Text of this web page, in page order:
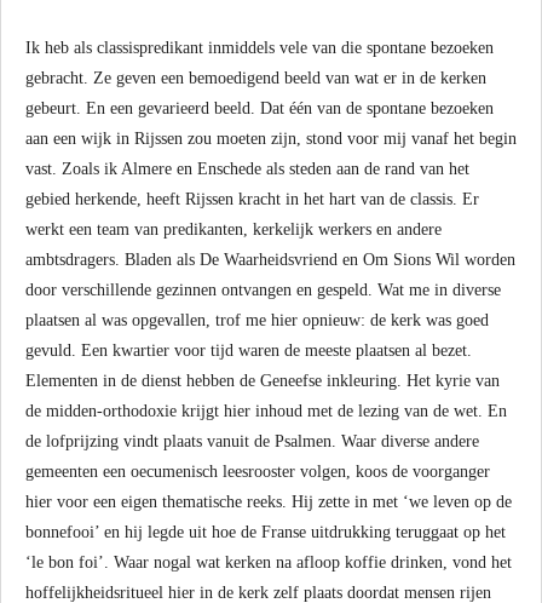
Ik heb als classispredikant inmiddels vele van die spontane bezoeken
gebracht. Ze geven een bemoedigend beeld van wat er in de kerken
gebeurt. En een gevarieerd beeld. Dat één van de spontane bezoeken
aan een wijk in Rijssen zou moeten zijn, stond voor mij vanaf het begin
vast. Zoals ik Almere en Enschede als steden aan de rand van het
gebied herkende, heeft Rijssen kracht in het hart van de classis. Er
werkt een team van predikanten, kerkelijk werkers en andere
ambtsdragers. Bladen als De Waarheidsvriend en Om Sions Wil worden
door verschillende gezinnen ontvangen en gespeld. Wat me in diverse
plaatsen al was opgevallen, trof me hier opnieuw: de kerk was goed
gevuld. Een kwartier voor tijd waren de meeste plaatsen al bezet.
Elementen in de dienst hebben de Geneefse inkleuring. Het kyrie van
de midden-orthodoxie krijgt hier inhoud met de lezing van de wet. En
de lofprijzing vindt plaats vanuit de Psalmen. Waar diverse andere
gemeenten een oecumenisch leesrooster volgen, koos de voorganger
hier voor een eigen thematische reeks. Hij zette in met ‘we leven op de
bonnefooi’ en hij legde uit hoe de Franse uitdrukking teruggaat op het
‘le bon foi’. Waar nogal wat kerken na afloop koffie drinken, vond het
hoffelijkheidsritueel hier in de kerk zelf plaats doordat mensen rijen